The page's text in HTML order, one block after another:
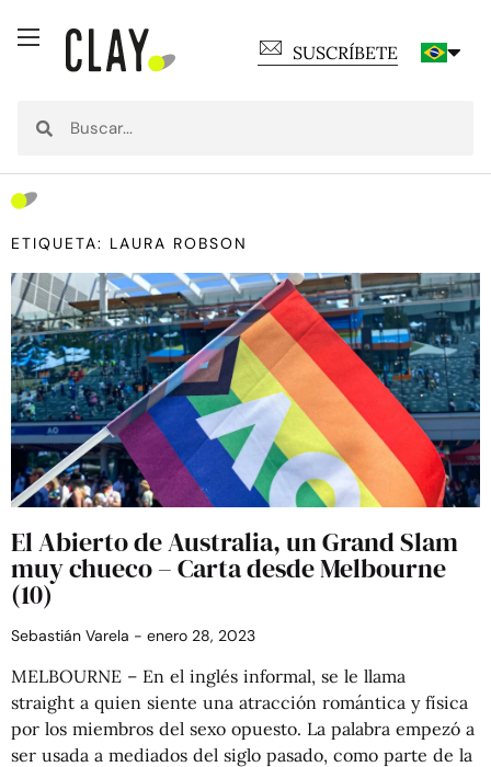
SUSCRÍBETE
ETIQUETA: LAURA ROBSON
El Abierto de Australia, un Grand Slam
muy chueco – Carta desde Melbourne
(10)
Sebastián Varela enero 28, 2023
MELBOURNE – En el inglés informal, se le llama
straight a quien siente una atracción romántica y física
por los miembros del sexo opuesto. La palabra empezó a
ser usada a mediados del siglo pasado, como parte de la